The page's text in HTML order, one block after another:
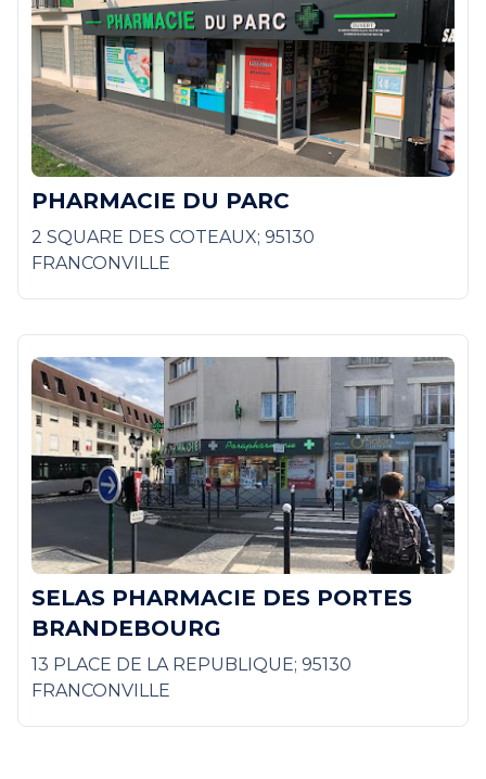
PHARMACIE DU PARC
2 SQUARE DES COTEAUX; 95130
FRANCONVILLE
SELAS PHARMACIE DES PORTES
BRANDEBOURG
13 PLACE DE LA REPUBLIQUE; 95130
FRANCONVILLE